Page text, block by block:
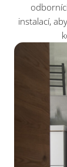
instalací,